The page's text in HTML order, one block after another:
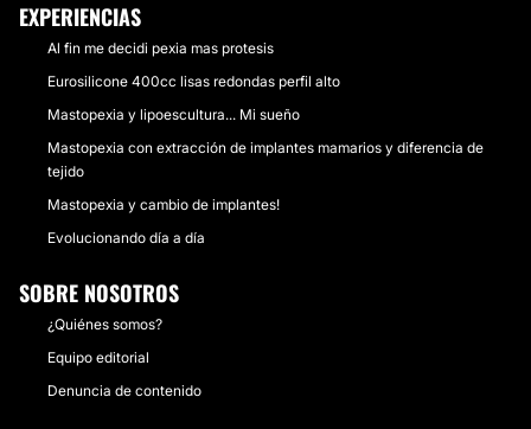
EXPERIENCIAS
Al fin me decidi pexia mas protesis
Eurosilicone 400cc lisas redondas perfil alto
Mastopexia y lipoescultura... Mi sueño
Mastopexia con extracción de implantes mamarios y diferencia de
tejido
Mastopexia y cambio de implantes!
Evolucionando día a día
SOBRE NOSOTROS
¿Quiénes somos?
Equipo editorial
Denuncia de contenido